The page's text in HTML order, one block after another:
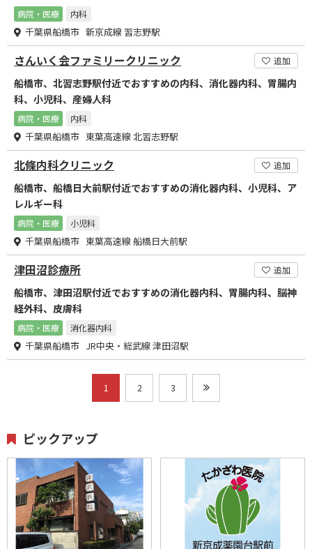
病院・医療 内科
千葉県船橋市 新京成線 習志野駅
さんいく会ファミリークリニック 追加
船橋市、北習志野駅付近でおすすめの内科、消化器内科、胃腸内
科、小児科、産婦人科
病院・医療 内科
千葉県船橋市 東葉高速線 北習志野駅
北條内科クリニック 追加
船橋市、船橋日大前駅付近でおすすめの消化器内科、小児科、ア
レルギー科
病院・医療 小児科
千葉県船橋市 東葉高速線 船橋日大前駅
津田沼診療所 追加
船橋市、津田沼駅付近でおすすめの消化器内科、胃腸内科、脳神
経外科、皮膚科
病院・医療 消化器内科
千葉県船橋市 JR中央・総武線 津田沼駅
1 2 3
ピックアップ